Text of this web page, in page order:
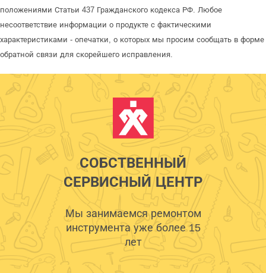
положениями Статьи 437 Гражданского кодекса РФ. Любое
несоответствие информации о продукте с фактическими
характеристиками - опечатки, о которых мы просим сообщать в форме
обратной связи для скорейшего исправления.
СОБСТВЕННЫЙ
СЕРВИСНЫЙ ЦЕНТР
Мы занимаемся ремонтом
инструмента уже более 15
лет